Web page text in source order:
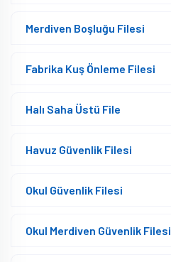
Merdiven Boşluğu Filesi
Fabrika Kuş Önleme Filesi
Halı Saha Üstü File
Havuz Güvenlik Filesi
Okul Güvenlik Filesi
Okul Merdiven Güvenlik Filesi